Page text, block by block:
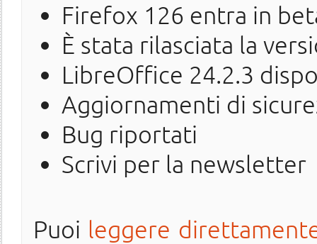
Firefox 126 entra in
È stata rilasciata la
LibreOffice 24.2.3
Aggiornamenti di
Bug riportati
Scrivi per la newsletter
Puoi leggere